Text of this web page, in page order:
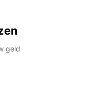
geld